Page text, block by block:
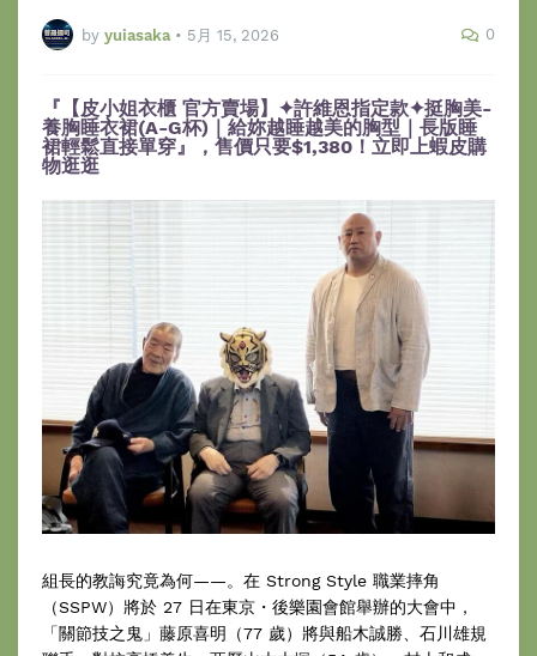
by yuiasaka • 5月 15, 2026 0
『【皮小姐衣櫃 官方賣場】✦許維恩指定款✦挺胸美-
養胸睡衣裙(A-G杯)｜給妳越睡越美的胸型｜長版睡
裙輕鬆直接單穿』，售價只要$1,380！立即上蝦皮購
物逛逛
組長的教誨究竟為何——。在 Strong Style 職業摔角
（SSPW）將於 27 日在東京・後樂園會館舉辦的大會中，
「關節技之鬼」藤原喜明（77 歲）將與船木誠勝、石川雄規